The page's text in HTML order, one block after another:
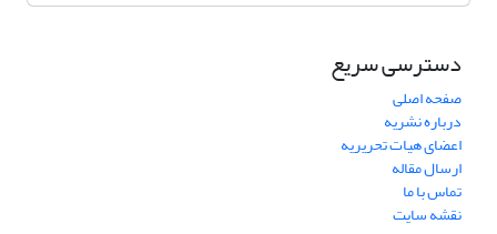
دسترسی سریع
صفحه اصلی
درباره نشریه
اعضای هیات تحریریه
ارسال مقاله
تماس با ما
نقشه سایت